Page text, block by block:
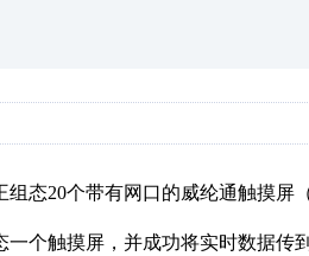
态20个带有网口的威纶通触摸屏
个触摸屏，并成功将实时数据传